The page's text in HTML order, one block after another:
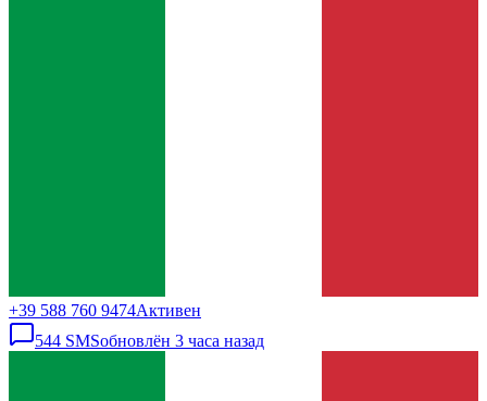
+39 588 760 9474Активен
544 SMSобновлён 3 часа назад